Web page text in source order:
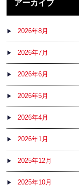
アーカイブ
2026年8月
2026年7月
2026年6月
2026年5月
2026年4月
2026年1月
2025年12月
2025年10月